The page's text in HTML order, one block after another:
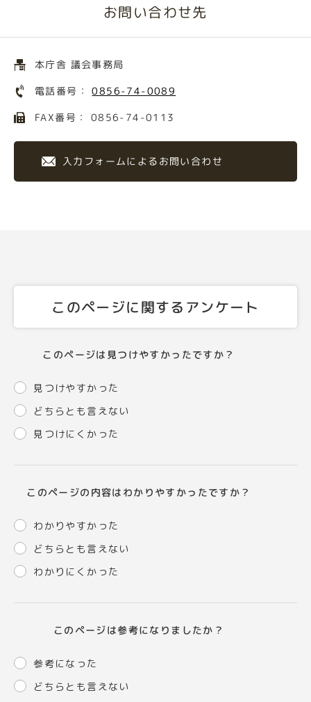
お問い合わせ先
本庁舎 議会事務局
電話番号：0856-74-0089
FAX番号： 0856-74-0113
入力フォームによるお問い合わせ
このページに関するアンケート
このページは見つけやすかったですか？
見つけやすかった
どちらとも言えない
見つけにくかった
このページの内容はわかりやすかったですか？
わかりやすかった
どちらとも言えない
わかりにくかった
このページは参考になりましたか？
参考になった
どちらとも言えない